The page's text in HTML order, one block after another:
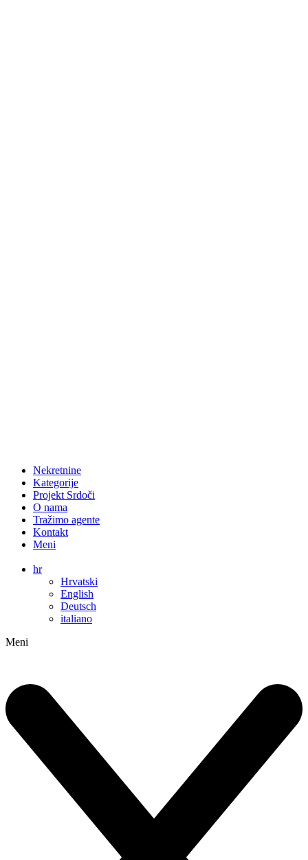
Nekretnine
Kategorije
Projekt Srdoči
O nama
Tražimo agente
Kontakt
Meni
hr
Hrvatski
English
Deutsch
italiano
Meni